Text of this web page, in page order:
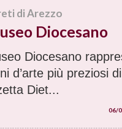
di Arezzo
Diocesano
Diocesano
d’arte più preziosi
Diet...
06/